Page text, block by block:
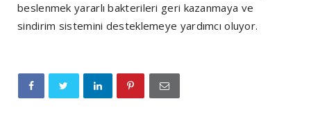
beslenmek yararlı bakterileri geri kazanmaya ve
sindirim sistemini desteklemeye yardımcı oluyor.